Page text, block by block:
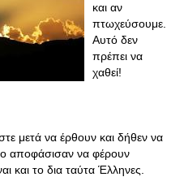
και αν
πτωχεύσουμε.
Αυτό δεν
πρέπει να
χαθεί!
μετά να έρθουν και δήθεν να
αποφάσισαν να φέρουν
και το δια ταύτα Έλληνες.